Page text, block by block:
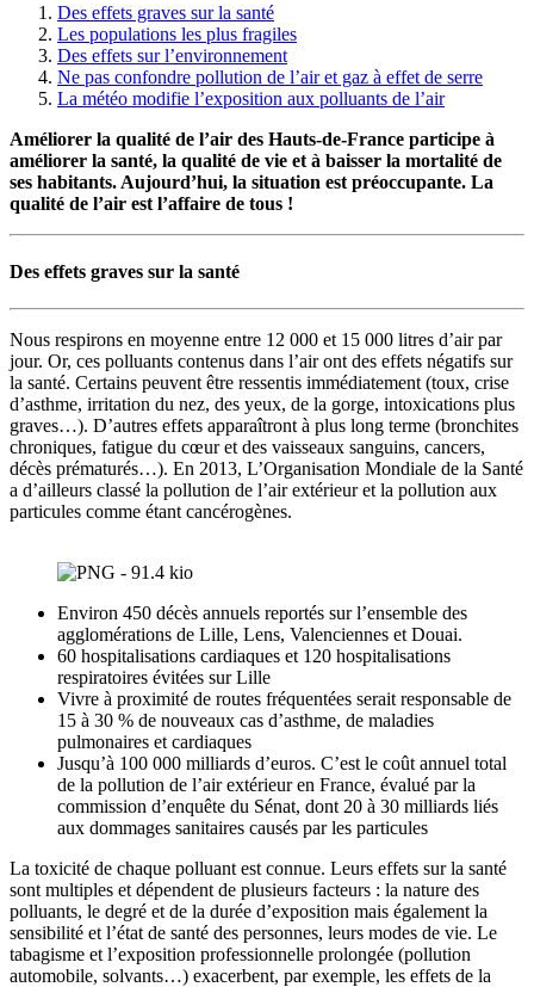
Des effets graves sur la santé
Les populations les plus fragiles
Des effets sur l’environnement
Ne pas confondre pollution de l’air et gaz à effet de serre
La météo modifie l’exposition aux polluants de l’air
Améliorer la qualité de l’air des Hauts-de-France participe à
améliorer la santé, la qualité de vie et à baisser la mortalité de
ses habitants. Aujourd’hui, la situation est préoccupante. La
qualité de l’air est l’affaire de tous !
Des effets graves sur la santé
Nous respirons en moyenne entre 12 000 et 15 000 litres d’air par
jour. Or, ces polluants contenus dans l’air ont des effets négatifs sur
la santé. Certains peuvent être ressentis immédiatement (toux, crise
d’asthme, irritation du nez, des yeux, de la gorge, intoxications plus
graves…). D’autres effets apparaîtront à plus long terme (bronchites
chroniques, fatigue du cœur et des vaisseaux sanguins, cancers,
décès prématurés…). En 2013, L’Organisation Mondiale de la Santé
a d’ailleurs classé la pollution de l’air extérieur et la pollution aux
particules comme étant cancérogènes.
Environ 450 décès annuels reportés sur l’ensemble des
agglomérations de Lille, Lens, Valenciennes et Douai.
60 hospitalisations cardiaques et 120 hospitalisations
respiratoires évitées sur Lille
Vivre à proximité de routes fréquentées serait responsable de
15 à 30 % de nouveaux cas d’asthme, de maladies
pulmonaires et cardiaques
Jusqu’à 100 000 milliards d’euros. C’est le coût annuel total
de la pollution de l’air extérieur en France, évalué par la
commission d’enquête du Sénat, dont 20 à 30 milliards liés
aux dommages sanitaires causés par les particules
La toxicité de chaque polluant est connue. Leurs effets sur la santé
sont multiples et dépendent de plusieurs facteurs : la nature des
polluants, le degré et de la durée d’exposition mais également la
sensibilité et l’état de santé des personnes, leurs modes de vie. Le
tabagisme et l’exposition professionnelle prolongée (pollution
automobile, solvants…) exacerbent, par exemple, les effets de la